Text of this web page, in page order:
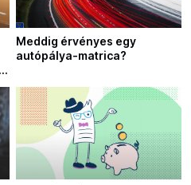
Meddig érvényes egy
autópálya-matrica?